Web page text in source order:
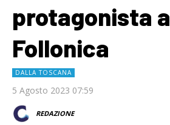
protagonista a
Follonica
DALLA TOSCANA
5 Agosto 2023 07:59
REDAZIONE